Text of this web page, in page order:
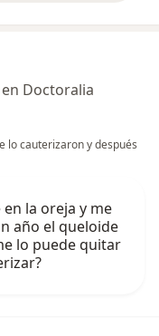
Doctoralia
lo cauterizaron y después
la oreja y me
año el queloide
lo puede quitar